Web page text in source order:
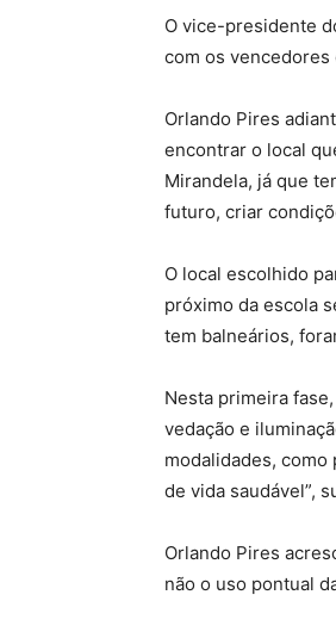
O vice-presidente
com os vencedores
Orlando Pires
encontrar o local
Mirandela, já que
futuro, criar
O local escolhido
próximo da escola
tem balneários,
Nesta primeira
vedação e
modalidades,
de vida saudável”,
Orlando Pires
não o uso pontual